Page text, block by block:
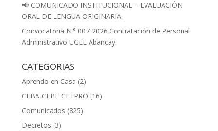
📢 COMUNICADO INSTITUCIONAL – EVALUACIÓN
ORAL DE LENGUA ORIGINARIA.
Convocatoria N.° 007-2026 Contratación de Personal
Administrativo UGEL Abancay.
CATEGORIAS
Aprendo en Casa (2)
CEBA-CEBE-CETPRO (16)
Comunicados (825)
Decretos (3)